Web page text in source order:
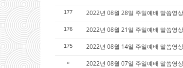
177 2022년 08월 28일 주일예배 말씀영상
176 2022년 08월 21일 주일예배 말씀영상
175 2022년 08월 14일 주일예배 말씀영상
» 2022년 08월 07일 주일예배 말씀영상